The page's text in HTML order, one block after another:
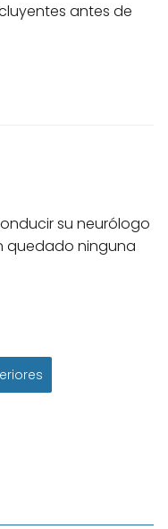
antes de
su neurólogo
quedado ninguna